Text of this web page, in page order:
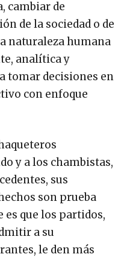
cambiar de
de la sociedad o de
naturaleza humana
analítica y
tomar decisiones en
con enfoque
y a los chambistas,
sus
son prueba
que los partidos,
a su
le den más